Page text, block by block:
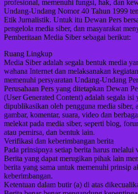
profesional, memenuhi fungsi, hak, dan
Undang-Undang Nomor 40 Tahun 1999
Etik Jurnalistik. Untuk itu Dewan Pers
pengelola media siber, dan masyarakat
Pemberitaan Media Siber sebagai berikut:
Ruang Lingkup
Media Siber adalah segala bentuk media
wahana Internet dan melaksanakan
memenuhi persyaratan Undang-Undang
Perusahaan Pers yang ditetapkan Dewan
(User Generated Content) adalah segala isi
dipublikasikan oleh pengguna media siber,
gambar, komentar, suara, video dan
melekat pada media siber, seperti blog,
atau pemirsa, dan bentuk lain.
Verifikasi dan keberimbangan berita
Pada prinsipnya setiap berita harus melalui
Berita yang dapat merugikan pihak lain
berita yang sama untuk memenuhi prinsip
keberimbangan.
Ketentuan dalam butir (a) di atas